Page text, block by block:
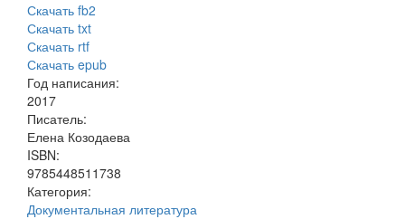
Скачать fb2
Скачать txt
Скачать rtf
Скачать epub
Год написания:
2017
Писатель:
Елена Козодаева
ISBN:
9785448511738
Категория:
Документальная литература